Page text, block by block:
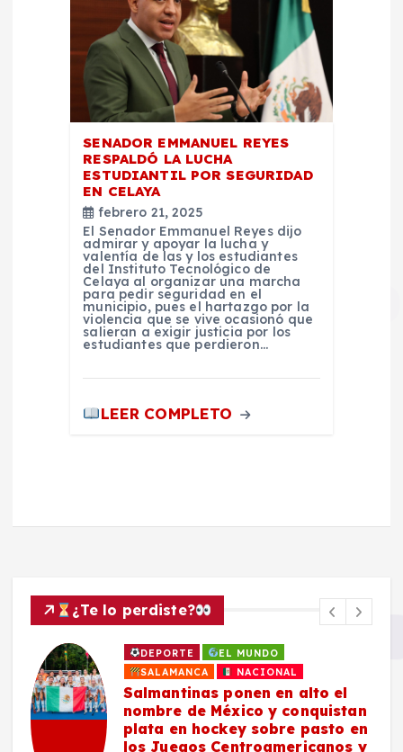
SENADOR EMMANUEL REYES
RESPALDÓ LA LUCHA
ESTUDIANTIL POR SEGURIDAD
EN CELAYA
febrero 21, 2025
El Senador Emmanuel Reyes dijo
admirar y apoyar la lucha y
valentía de las y los estudiantes
del Instituto Tecnológico de
Celaya al organizar una marcha
para pedir seguridad en el
municipio, pues el hartazgo por la
violencia que se vive ocasionó que
salieran a exigir justicia por los
estudiantes que perdieron…
LEER COMPLETO
¿Te lo perdiste?
DEPORTE
EL MUNDO
SALAMANCA
NACIONAL
Salmantinas ponen en alto el
nombre de México y conquistan
plata en hockey sobre pasto en
los Juegos Centroamericanos y